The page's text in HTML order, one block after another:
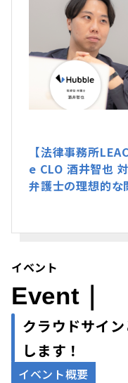
【法律事務所
e CLO 酒井智也
弁護士の理想的な
イベント
Event｜
クラウドサイ
します！
イベント概要